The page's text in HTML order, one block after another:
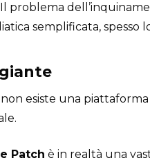
problema
semplificata, spesso
esiste una
Patch è in realtà una